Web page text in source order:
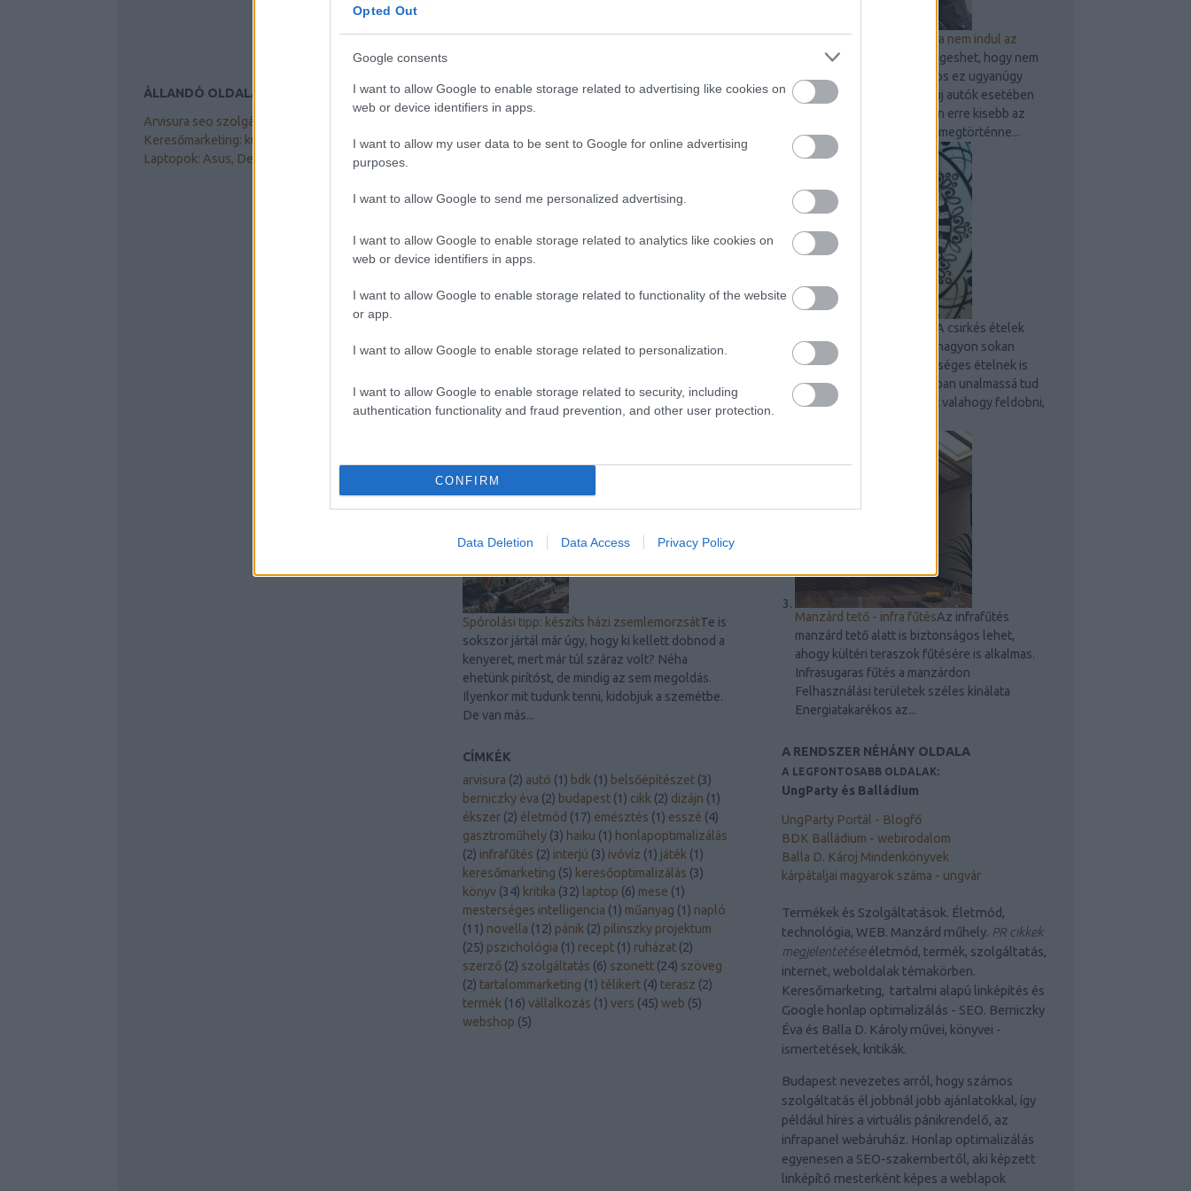
Opted Out
Google consents
I want to allow Google to enable storage related to advertising like cookies on
web or device identifiers in apps.
I want to allow my user data to be sent to Google for online advertising
purposes.
I want to allow Google to send me personalized advertising.
I want to allow Google to enable storage related to analytics like cookies on
web or device identifiers in apps.
I want to allow Google to enable storage related to functionality of the website
or app.
I want to allow Google to enable storage related to personalization.
I want to allow Google to enable storage related to security, including
authentication functionality and fraud prevention, and other user protection.
CONFIRM
Data Deletion Data Access Privacy Policy
ÁLLANDÓ OLDALAK
Arvisura seo szolgáltatás, tanácsadás
Keresőmarketing: kútvíz fertőtlenítés
Laptopok: Asus, Dell akku töltő
mindig megunhatatlanok, nagyon sokan
számít. Egy idő után azonban unalmassá tud
válni, ezért érdemes lehet valahogy feldobni,
A legjobb laptop videókártyák
Mi a szerepük
modern számítógépek teljesítményében. Ezek
a komponensek...
Spórolási tipp: készíts házi zsemlemorzsátTe is
sokszor jártál már úgy, hogy ki kellett dobnod a
kenyeret, mert már túl száraz volt? Néha
ehetünk pirítóst, de mindig az sem megoldás.
Ilyenkor mit tudunk tenni, kidobjuk a szemétbe.
De van más...
CÍMKÉK
arvisura (2) autó (1) bdk (1) belsőépítészet (3)
berniczky éva (2) budapest (1) cikk (2) dizájn (1)
ékszer (2) életmód (17) emésztés (1) esszé (4)
gasztroműhely (3) haiku (1) honlapoptimalizálás
(2) infrafűtés (2) interjú (3) ivóvíz (1) játék (1)
keresőmarketing (5) keresőoptimalizálás (3)
könyv (34) kritika (32) laptop (6) mese (1)
mesterséges intelligencia (1) műanyag (1) napló
(11) novella (12) pánik (2) pilinszky projektum
(25) pszichológia (1) recept (1) ruházat (2)
szerző (2) szolgáltatás (6) szonett (24) szöveg
(2) tartalommarketing (1) télikert (4) terasz (2)
termék (16) vállalkozás (1) vers (45) web (5)
webshop (5)
9 dolog, amit ellenőrizz, ha nem indul az
Bárkivel, bármikor megeshet, hogy nem
indul be gépjárműve. Sajnos ez ugyanúgy
előfordulhat használt és új autók esetében
is, persze az újak esetében erre kisebb az
esély. Amennyiben mégis megtörténne...
A csirkés ételek
mindig megunhatatlanok, nagyon sokan
szeretik és egyben egészséges ételnek is
számít. Egy idő után azonban unalmassá tud
válni, ezért érdemes lehet valahogy feldobni,
Manzárd tető - infra fűtésAz infrafűtés
manzárd tető alatt is biztonságos lehet,
ahogy kültéri teraszok fűtésére is alkalmas.
Infrasugaras fűtés a manzárdon
Felhasználási területek széles kínálata
Energiatakarékos az...
A RENDSZER NÉHÁNY OLDALA
A LEGFONTOSABB OLDALAK:
UngParty és Balládium
UngParty Portál - Blogfő
BDK Balládium - webirodalom
Balla D. Károj Mindenkönyvek
kárpátaljai magyarok száma - ungvár
Termékek és Szolgáltatások. Életmód,
technológia, WEB. Manzárd műhely. PR cikkek
megjelentetéseéletmód, termék, szolgáltatás,
internet, weboldalak témakörben.
Keresőmarketing, tartalmi alapú linképítés és
Google honlap optimalizálás - SEO. Berniczky
Éva és Balla D. Károly művei, könyvei -
ismertetések, kritikák.
Budapest nevezetes arról, hogy számos
szolgáltatás él jobbnál jobb ajánlatokkal, így
például híres a virtuális pánikrendelő, az
infrapanel webáruház. Honlap optimalizálás
egyenesen a SEO-szakembertől, aki képzett
linképítő mesterként képes a weblapok